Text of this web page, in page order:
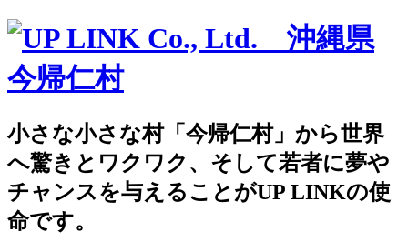
小さな小さな村「今帰仁村」から世界
へ驚きとワクワク、そして若者に夢や
チャンスを与えることがUP LINKの使
命です。